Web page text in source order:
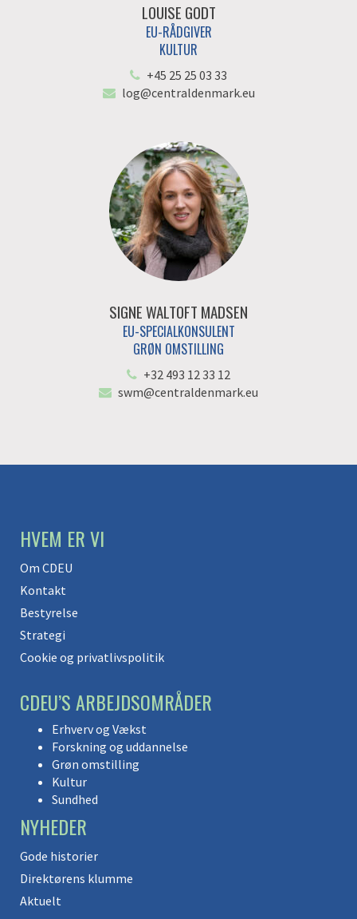
LOUISE GODT
EU-RÅDGIVER
KULTUR
+45 25 25 03 33
log@centraldenmark.eu
SIGNE WALTOFT MADSEN
EU-SPECIALKONSULENT
GRØN OMSTILLING
+32 493 12 33 12
swm@centraldenmark.eu
HVEM ER VI
Om CDEU
Kontakt
Bestyrelse
Strategi
Cookie og privatlivspolitik
CDEU’S ARBEJDSOMRÅDER
Erhverv og Vækst
Forskning og uddannelse
Grøn omstilling
Kultur
Sundhed
NYHEDER
Gode historier
Direktørens klumme
Aktuelt